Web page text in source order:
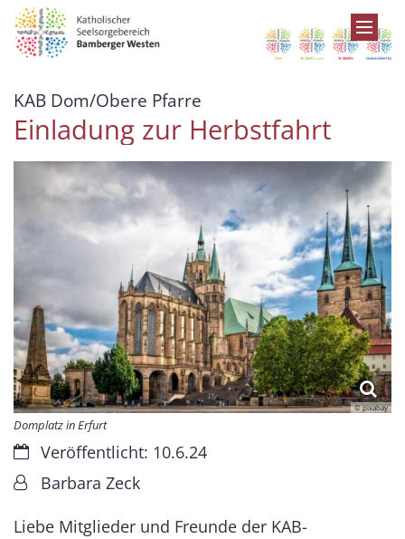
Zum Inhalt springen
KAB Dom/Obere Pfarre
Einladung zur Herbstfahrt
© pixabay
Domplatz in Erfurt
Datum:Veröffentlicht: 10.6.24
Von:Barbara Zeck
Liebe Mitglieder und Freunde der KAB-